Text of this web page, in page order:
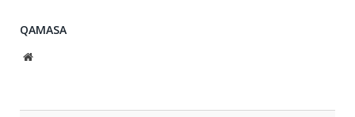
QAMASA
Website